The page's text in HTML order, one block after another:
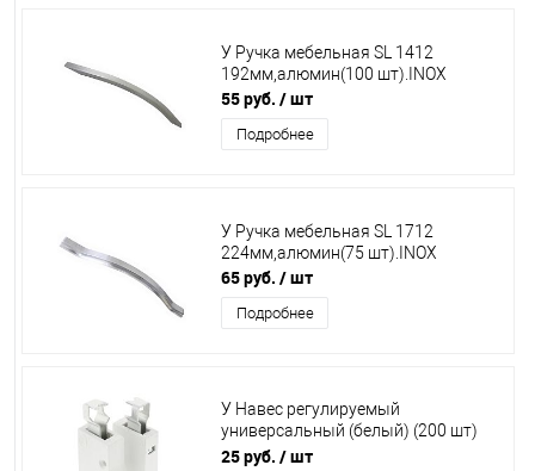
У Ручка мебельная SL 1412
192мм,алюмин(100 шт).INOX
55 руб. / шт
Подробнее
У Ручка мебельная SL 1712
224мм,алюмин(75 шт).INOX
65 руб. / шт
Подробнее
У Навес регулируемый
универсальный (белый) (200 шт)
18021
25 руб. / шт